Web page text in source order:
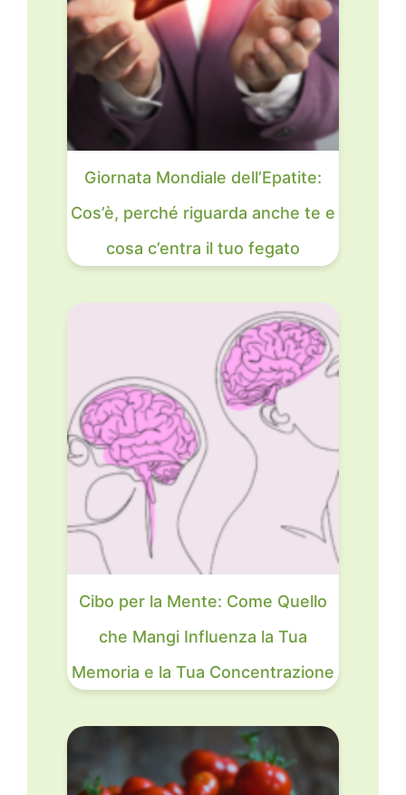
Giornata Mondiale dell’Epatite:
Cos’è, perché riguarda anche te e
cosa c’entra il tuo fegato
Cibo per la Mente: Come Quello
che Mangi Influenza la Tua
Memoria e la Tua Concentrazione